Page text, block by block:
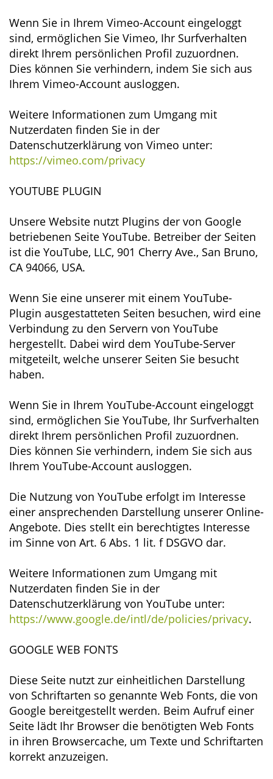
Wenn Sie in Ihrem Vimeo-Account eingeloggt
sind, ermöglichen Sie Vimeo, Ihr Surfverhalten
direkt Ihrem persönlichen Profil zuzuordnen.
Dies können Sie verhindern, indem Sie sich aus
Ihrem Vimeo-Account ausloggen.
Weitere Informationen zum Umgang mit
Nutzerdaten finden Sie in der
Datenschutzerklärung von Vimeo unter:
https://vimeo.com/privacy
YOUTUBE PLUGIN
Unsere Website nutzt Plugins der von Google
betriebenen Seite YouTube. Betreiber der Seiten
ist die YouTube, LLC, 901 Cherry Ave., San Bruno,
CA 94066, USA.
Wenn Sie eine unserer mit einem YouTube-
Plugin ausgestatteten Seiten besuchen, wird eine
Verbindung zu den Servern von YouTube
hergestellt. Dabei wird dem YouTube-Server
mitgeteilt, welche unserer Seiten Sie besucht
haben.
Wenn Sie in Ihrem YouTube-Account eingeloggt
sind, ermöglichen Sie YouTube, Ihr Surfverhalten
direkt Ihrem persönlichen Profil zuzuordnen.
Dies können Sie verhindern, indem Sie sich aus
Ihrem YouTube-Account ausloggen.
Die Nutzung von YouTube erfolgt im Interesse
einer ansprechenden Darstellung unserer Online-
Angebote. Dies stellt ein berechtigtes Interesse
im Sinne von Art. 6 Abs. 1 lit. f DSGVO dar.
Weitere Informationen zum Umgang mit
Nutzerdaten finden Sie in der
Datenschutzerklärung von YouTube unter:
https://www.google.de/intl/de/policies/privacy.
GOOGLE WEB FONTS
Diese Seite nutzt zur einheitlichen Darstellung
von Schriftarten so genannte Web Fonts, die von
Google bereitgestellt werden. Beim Aufruf einer
Seite lädt Ihr Browser die benötigten Web Fonts
in ihren Browsercache, um Texte und Schriftarten
korrekt anzuzeigen.